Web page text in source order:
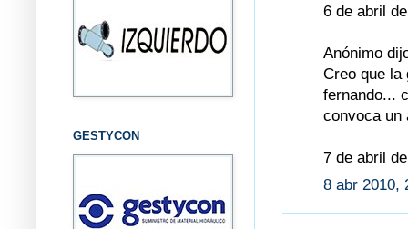
6 de abril
Anónimo
Creo que la
fernando...
convoca un
7 de abril
8 abr 2010,
GESTYCON